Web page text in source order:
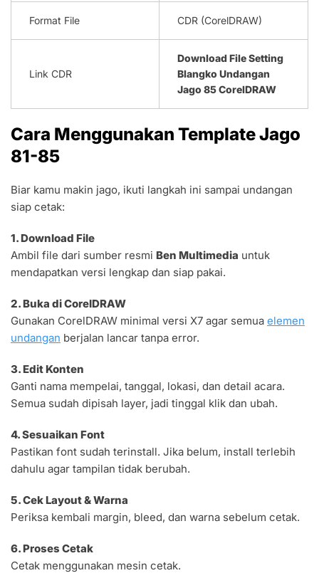
Format File CDR (CorelDRAW)
Link CDR
Download File Setting
Blangko Undangan
Jago 85 CorelDRAW
Cara Menggunakan Template Jago
81-85
Biar kamu makin jago, ikuti langkah ini sampai undangan
siap cetak:
1. Download File
Ambil file dari sumber resmi Ben Multimedia untuk
mendapatkan versi lengkap dan siap pakai.
2. Buka di CorelDRAW
Gunakan CorelDRAW minimal versi X7 agar semua elemen
undangan berjalan lancar tanpa error.
3. Edit Konten
Ganti nama mempelai, tanggal, lokasi, dan detail acara.
Semua sudah dipisah layer, jadi tinggal klik dan ubah.
4. Sesuaikan Font
Pastikan font sudah terinstall. Jika belum, install terlebih
dahulu agar tampilan tidak berubah.
5. Cek Layout & Warna
Periksa kembali margin, bleed, dan warna sebelum cetak.
6. Proses Cetak
Cetak menggunakan mesin cetak.